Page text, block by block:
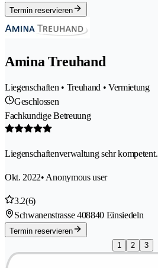
Termin reservieren
Amina Treuhand
Liegenschaften • Treuhand • Vermietung
Geschlossen
Fachkundige Betreuung
Liegenschaftenverwaltung sehr kompetent.
Okt. 2022• Anonymous user
3.2(6)
Schwanenstrasse 408840 Einsiedeln
Termin reservieren
1
2 3